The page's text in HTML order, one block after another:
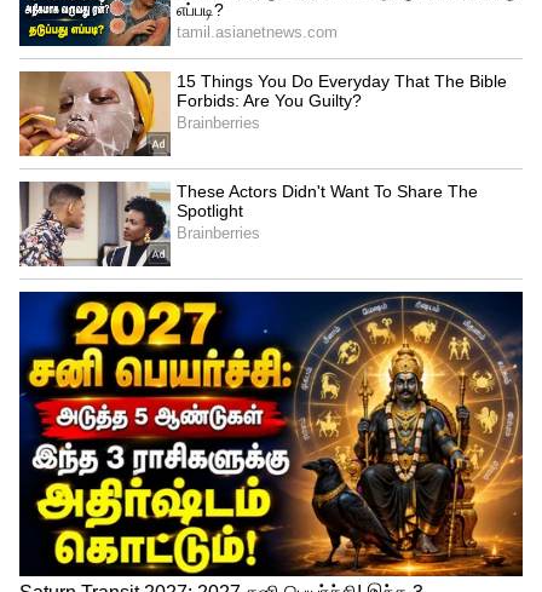
ரன்கள் எடுத்திருந்தது என்பது
குறிப்பிடத்தக்கது.
பிரிஜ் பூஷன் சரண் சிங் 4 வாரங்களுக்கு
பதவி விலகல்: மல்யுத்த வீரர்,
வீராங்கனைகள் போராட்டம் வாபஸ்!